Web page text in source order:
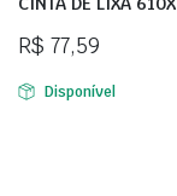
R$ 77,59
Disponível